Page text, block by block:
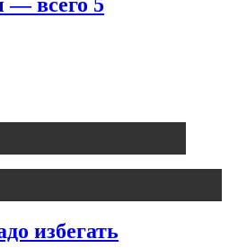
избегать